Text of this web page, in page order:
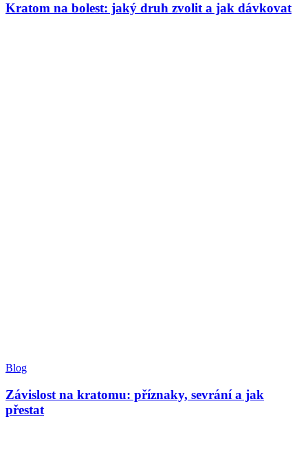
Kratom na bolest: jaký druh zvolit a jak dávkovat
Blog
Závislost na kratomu: příznaky, sevrání a jak
přestat